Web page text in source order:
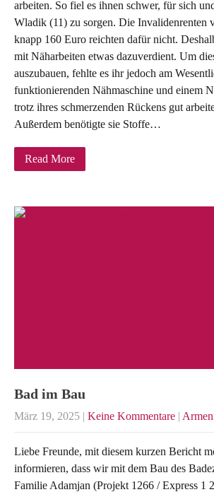
arbeiten. So fiel es ihnen schwer, für sich
Wladik (11) zu sorgen. Die Invalidenrenten
knapp 160 Euro reichten dafür nicht.
mit Näharbeiten etwas dazuverdient. Um
auszubauen, fehlte es ihr jedoch am
funktionierenden Nähmaschine und einem
trotz ihres schmerzenden Rückens gut
Außerdem benötigte sie Stoffe…
Read More
Bad im Bau
März 19, 2025 | Keine Kommentare |
Liebe Freunde, mit diesem kurzen Bericht
informieren, dass wir mit dem Bau des
Familie Adamjan (Projekt 1266 / Express 1